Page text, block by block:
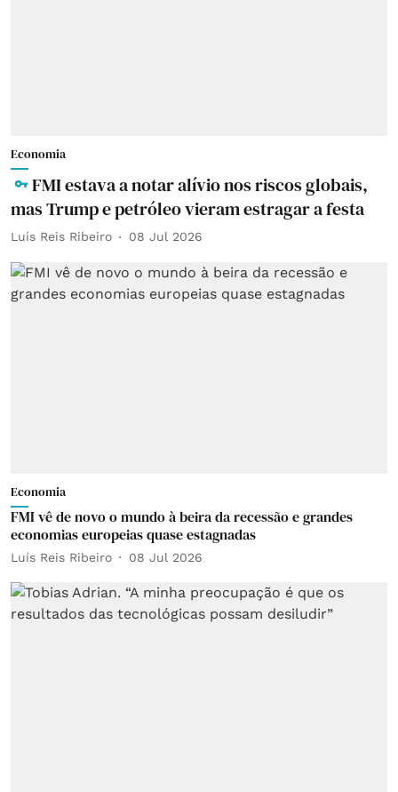
Economia
FMI estava a notar alívio nos riscos globais,
mas Trump e petróleo vieram estragar a festa
Luís Reis Ribeiro 08 Jul 2026
Economia
FMI vê de novo o mundo à beira da recessão e grandes
economias europeias quase estagnadas
Luís Reis Ribeiro 08 Jul 2026